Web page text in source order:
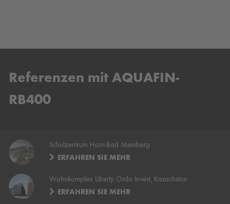
Referenzen mit AQUAFIN-
RB400
Schulzentrum Horn-Bad Meinberg
ERFAHREN SIE MEHR
Wohnkomplex Liberty Orda Invest, Kasachstan
ERFAHREN SIE MEHR